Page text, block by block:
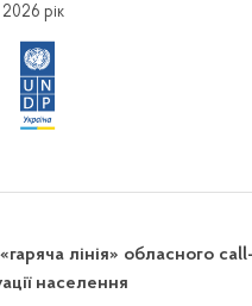
рік
лінія» обласного
населення